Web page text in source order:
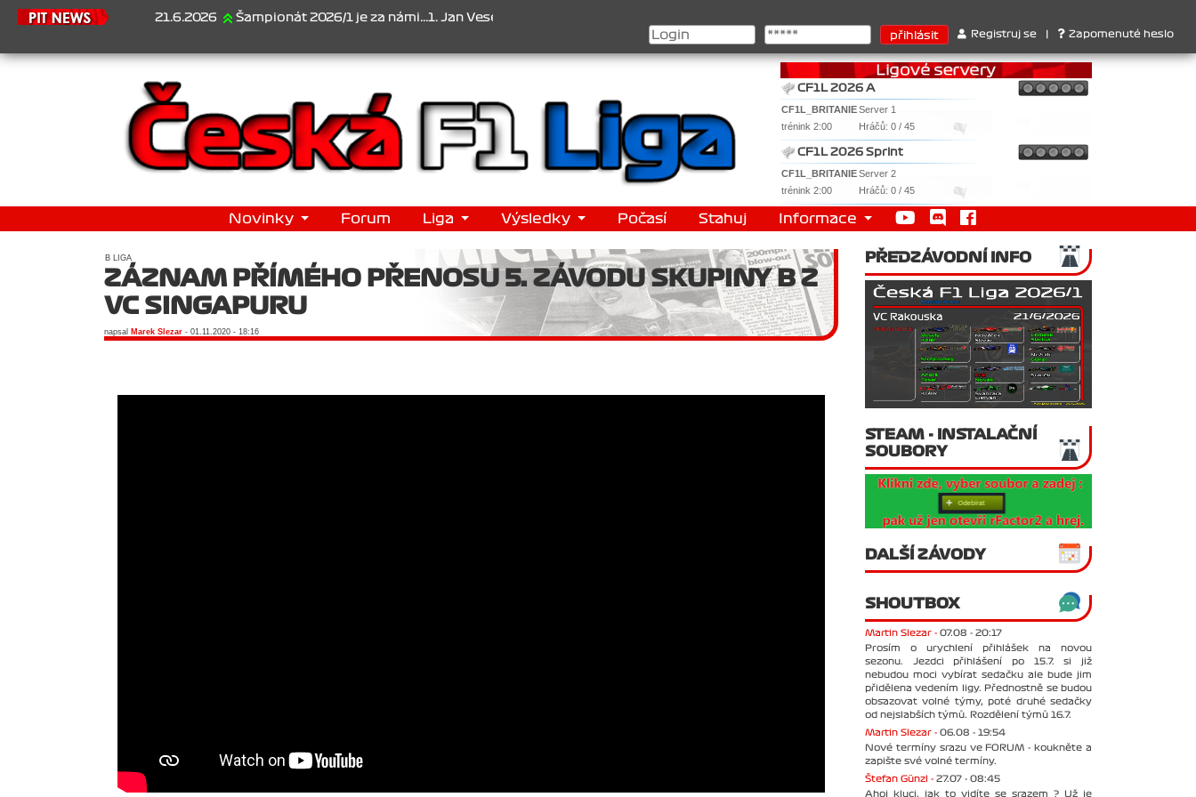
21.6.2026 Šampionát 2026/1 je za námi...1. Jan Veselý , 2. Jan Nováček , 3. Jakub Chmelík , Pohár konstruktérů : 1. Ferrari . 2. Williams , 3. RedBull ..... SprintCup - 1.
Registruj se Zapomenuté heslo
CF1L 2026 A
CF1L_BRITANIEServer 1
trénink 2:00
Hráčů: 0 / 45
CF1L 2026 Sprint
CF1L_BRITANIEServer 2
trénink 2:00
Hráčů: 0 / 45
Novinky Forum Liga Výsledky Počasí Stahuj Informace
B LIGA
ZÁZNAM PŘÍMÉHO PŘENOSU 5. ZÁVODU SKUPINY B Z
VC SINGAPURU
napsal Marek Slezar - 01.11.2020 - 18:16
PŘEDZÁVODNÍ INFO
STEAM - INSTALAČNÍ
SOUBORY
DALŠÍ ZÁVODY
SHOUTBOX
Martin Slezar - 07.08 - 20:17
Prosím o urychlení přihlášek na novou
sezonu. Jezdci přihlášení po 15.7. si již
nebudou moci vybírat sedačku ale bude jim
přidělena vedením ligy. Přednostně se budou
obsazovat volné týmy, poté druhé sedačky
od nejslabších týmů. Rozdělení týmů 16.7.
Martin Slezar - 06.08 - 19:54
Nové termíny srazu ve FORUM - koukněte a
zapište své volné termíny.
Štefan Günzl - 27.07 - 08:45
Ahoj kluci, jak to vidíte se srazem ? Už je